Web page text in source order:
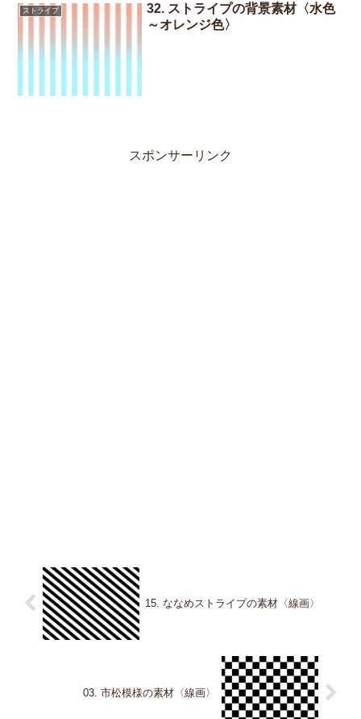
ストライプ
32. ストライプの背景素材〈水色
～オレンジ色〉
スポンサーリンク
15. ななめストライプの素材〈線画〉
03. 市松模様の素材〈線画〉